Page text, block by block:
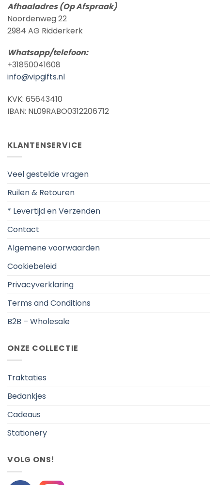
Afhaaladres (Op Afspraak)
Noordenweg 22
2984 AG Ridderkerk
Whatsapp/telefoon:
+31850041608
info@vipgifts.nl
KVK: 65643410
IBAN: NL09RABO0312206712
KLANTENSERVICE
Veel gestelde vragen
Ruilen & Retouren
* Levertijd en Verzenden
Contact
Algemene voorwaarden
Cookiebeleid
Privacyverklaring
Terms and Conditions
B2B – Wholesale
ONZE COLLECTIE
Traktaties
Bedankjes
Cadeaus
Stationery
VOLG ONS!